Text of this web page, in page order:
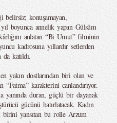
belirsiz; konuşamayan,
boyunca annelik yapan Gülsüm
anlatan “Bi Umut” filminin
kadrosuna yıllardır setlerden
katıldı.
yakın dostlarından biri olan ve
karakterini canlandırıyor.
yanında duran, güçlü bir dayanak
gücünü hatırlatacak. Kadın
birini yansıtan bu rolle Arzum